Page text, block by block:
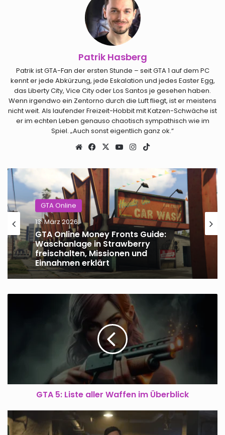
Patrik Hasberg
Patrik ist GTA-Fan der ersten Stunde – seit GTA 1 auf dem PC
kennt er jede Abkürzung, jede Eskalation und jedes Easter Egg,
das Liberty City, Vice City oder Los Santos je gesehen haben.
Wenn irgendwo ein Zentorno durch die Luft fliegt, ist er meistens
nicht weit. Als laufender Freizeit-Hobbit mit Katzen-Schwäche ist
er im echten Leben genauso chaotisch sympathisch wie im
Spiel. „Auch sonst eigentlich ganz ok.“
Webseite
Facebook
X YouTubeInstagram
GTA Online
13. März 2026
GTA Online Money Fronts Guide:
Waschanlage in Strawberry
freischalten, Missionen und
Einnahmen erklärt
GTA 5: Liste aller Waffen im Überblick
Der
Bunker